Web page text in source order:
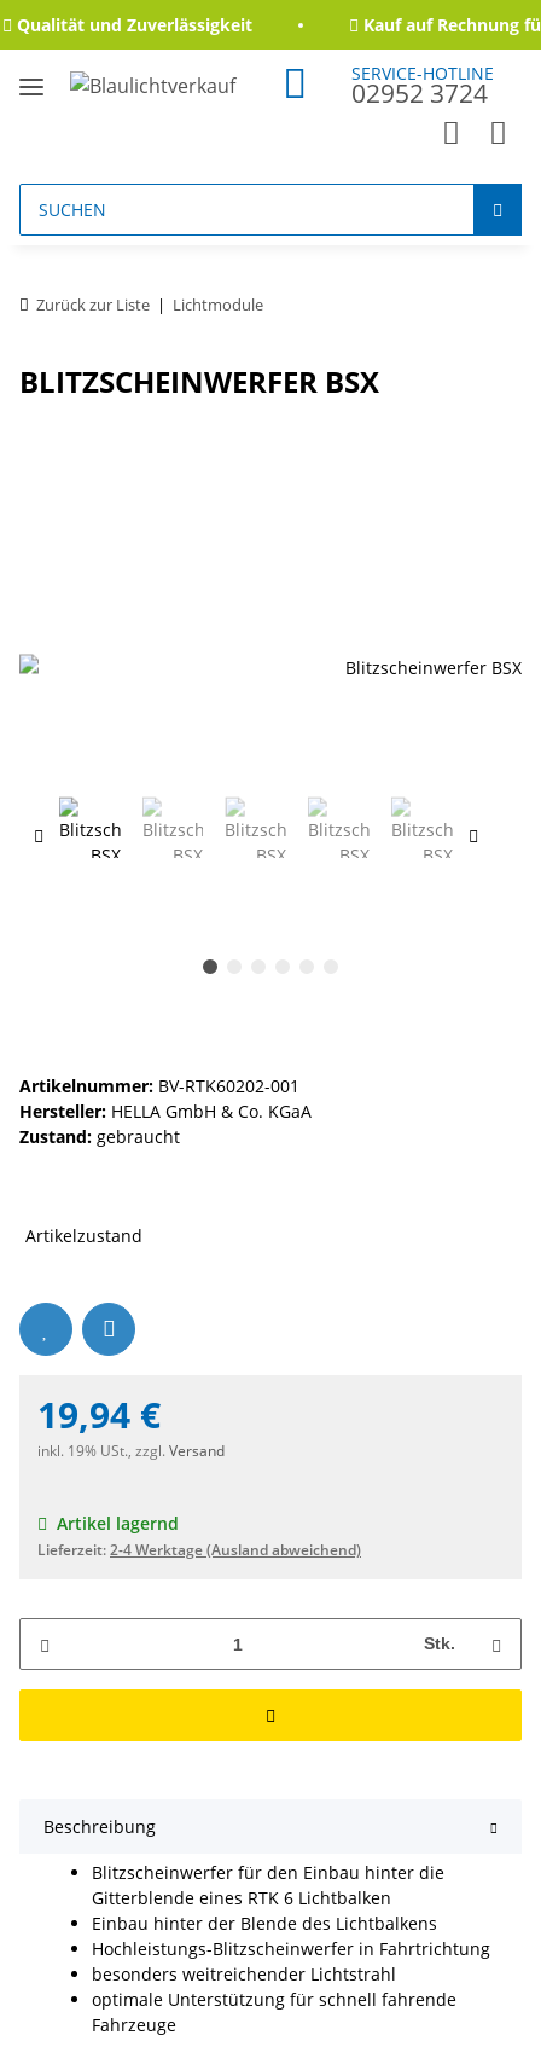
Qualität und Zuverlässigkeit Kauf auf Rechnung
SERVICE-HOTLINE
02952 3724
Zurück zur Liste Lichtmodule
BLITZSCHEINWERFER BSX
Artikelnummer: BV-RTK60202-001
Hersteller: HELLA GmbH & Co. KGaA
Zustand: gebraucht
Artikelzustand
19,94 €
inkl. 19% USt., zzgl. Versand
Artikel lagernd
Lieferzeit:2-4 Werktage(Ausland abweichend)
Stk.
Beschreibung
Blitzscheinwerfer für den Einbau hinter die
Gitterblende eines RTK 6 Lichtbalken
Einbau hinter der Blende des Lichtbalkens
Hochleistungs-Blitzscheinwerfer in Fahrtrichtung
besonders weitreichender Lichtstrahl
optimale Unterstützung für schnell fahrende
Fahrzeuge